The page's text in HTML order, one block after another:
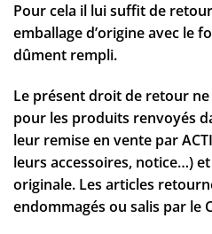
Pour cela il lui suffit de
emballage d’origine avec le
dûment rempli.
Le présent droit de retour
pour les produits renvoyés
leur remise en vente par
leurs accessoires, notice…)
originale. Les articles
endommagés ou salis par le